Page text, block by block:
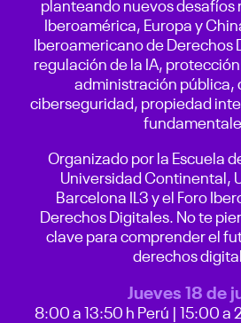
planteando nuevos desafíos
Iberoamérica, Europa y
Iberoamericano de Derechos
regulación de la IA,
administración pública,
ciberseguridad, propiedad
Organizado por la Escuela
Universidad Continental,
Barcelona IL3 y el Foro
Derechos Digitales. No te
clave para comprender el
derechos
Jueves 18 de
8:00 a 13:50 h Perú | 15:00 a